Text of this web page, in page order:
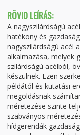
RÖVID LEÍRÁS:
A nagyszilárdságú
hatékony és
nagyszilárdságú acél
alkalmazása, melyek
szilárdságú acélból,
készülnek. Ezen
példától és kutatási
megoldásnak
méretezése szinte
szabványos
hídgerendák